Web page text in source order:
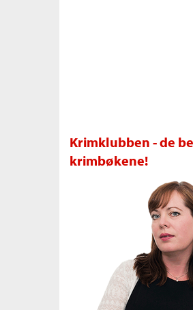
Krimklubben - de
krimbøkene!